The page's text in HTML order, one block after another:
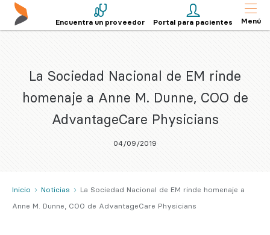
Encuentra un proveedor Portal para pacientes Menú
La Sociedad Nacional de EM rinde
homenaje a Anne M. Dunne, COO de
AdvantageCare Physicians
04/09/2019
Inicio Noticias
La Sociedad Nacional de EM rinde homenaje a
Anne M. Dunne, COO de AdvantageCare Physicians